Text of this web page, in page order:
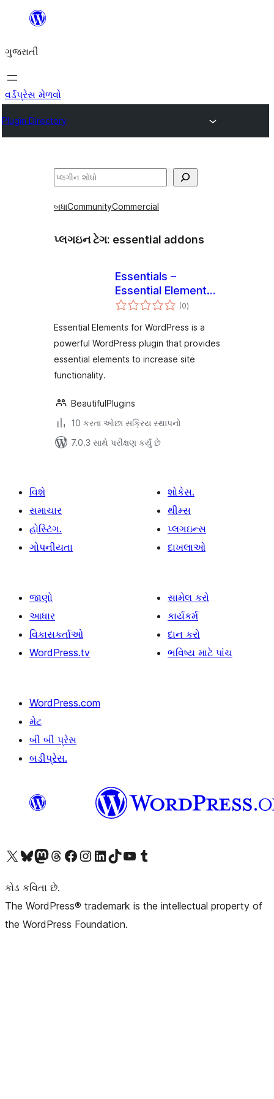
કંટેન્ટ(લખાણ)
જાઓ
ગુજરાતી
વર્ડપ્રેસ મેળવો
Plugin Directory
શોધો
બધાCommunityCommercial
પ્લગઇન ટેગ: essential addons
Essentials –
Essential Elements
for WordPress
(0કુલ
રેટિંગ્સ
)
Essential Elements for WordPress is a
powerful WordPress plugin that provides
essential elements to increase site
functionality.
BeautifulPlugins
10 કરતા ઓછા સક્રિય સ્થાપનો
7.0.3 સાથે પરીક્ષણ કર્યું છે
વિશે
સમાચાર
હોસ્ટિંગ.
ગોપનીયતા
શોકેસ.
થીમ્સ
પ્લગઇન્સ
દાખલાઓ
જાણો
આધાર
વિકાસકર્તાઓ
WordPress.tv
સામેલ કરો
કાર્યકર્મ
દાન કરો
ભવિષ્ય માટે પાંચ
WordPress.com
મેટ
બી બી પ્રેસ
બડીપ્રેસ.
અમારા X (અગાઉ ટ્વિટર) એકાઉન્ટની મુલાકાત લોઅમારા Bluesky એકાઉન્ટની મુલાકાત લોઅમારા માસ્ટોડોન એકાઉન્ટની મુલાકાત લોઅમારા Threads એકાઉન્ટની મુલાકાત લો અમારા ફેસબુક પેજની મુલાકાત લોઅમારા ઇન્સ્ટાગ્રામ એકાઉન્ટની મુલાકાત લો અમારા LinkedIn એકાઉન્ટની મુલાકાત લોઅમારા TikTok એકાઉન્ટની મુલાકાત લોઅમારી YouTube ચેનલની મુલાકાત લો અમારા Tumblr એકાઉન્ટની મુલાકાત લો
કોડ કવિતા છે.
The WordPress® trademark is the intellectual property of
the WordPress Foundation.